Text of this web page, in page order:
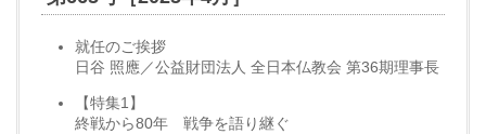
就任のご挨拶
日谷 照應／公益財団法人 全日本仏教会 第36期理事長
【特集1】
終戦から80年 戦争を語り継ぐ